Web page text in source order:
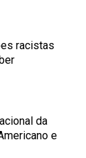
racistas
da
e